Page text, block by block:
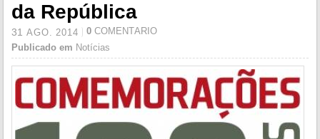
da República
31 AGO. 2014 0 COMENTÁRIO
Publicado em Notícias